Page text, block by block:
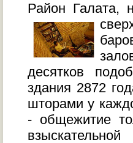
Район Галата,
десятков
здания 2872
шторами у
- общежитие